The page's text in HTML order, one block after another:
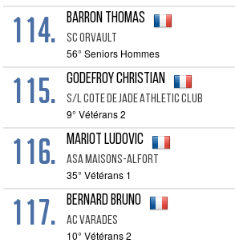
114. BARRON Thomas
Sc Orvault
56° Seniors Hommes
115. GODEFROY Christian
S/l Cote De Jade Athletic Club
9° Vétérans 2
116. MARIOT Ludovic
Asa Maisons-alfort
35° Vétérans 1
117. BERNARD Bruno
Ac Varades
10° Vétérans 2